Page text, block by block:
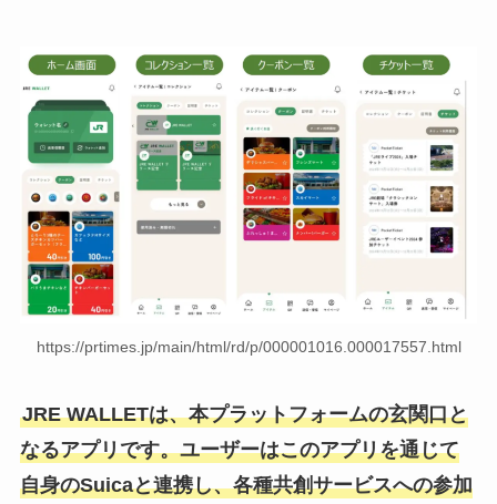
https://prtimes.jp/main/html/rd/p/000001016.000017557.html
JRE WALLETは、本プラットフォームの玄関口と
なるアプリです。ユーザーはこのアプリを通じて
自身のSuicaと連携し、各種共創サービスへの参加